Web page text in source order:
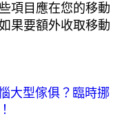
項目應在您的移動
果要額外收取移動
大型傢俱？臨時挪